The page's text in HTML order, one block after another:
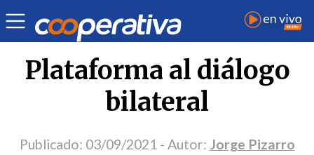
Opinión | Relaciones exteriores
Plataforma al diálogo
bilateral
Publicado: 03/09/2021 - Autor: Jorge Pizarro